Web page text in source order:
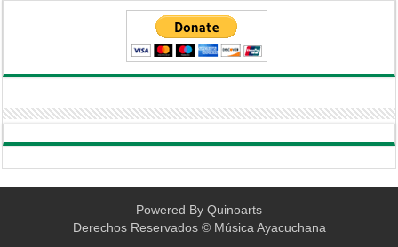
Powered By Quinoarts
Derechos Reservados © Música Ayacuchana